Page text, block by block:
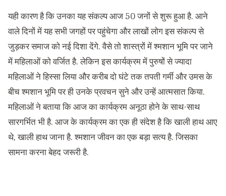
यही कारण है कि उनका यह संकल्प आज 50 जनों से शुरू हुआ है. आने
वाले दिनों में यह सभी जगहों पर पहुंचेगा और लाखों लोग इस संकल्प से
जुड़कर समाज को नई दिशा देंगे. वैसे तो शास्त्रों में श्मशान भूमि पर जाने
में महिलाओं को वर्जित है. लेकिन इस कार्यक्रम में पुरुषों से ज्यादा
महिलाओं ने हिस्सा लिया और करीब दो घंटे तक तपती गर्मी और उमस के
बीच श्मशान भूमि पर ही उनके प्रवचन सुने और उन्हें आत्मसात किया.
महिलाओं ने बताया कि आज का कार्यक्रम अनूठा होने के साथ-साथ
सारगर्भित भी है. आज के कार्यक्रम का एक ही संदेश है कि खाली हाथ आए
थे, खाली हाथ जाना है. श्मशान जीवन का एक बड़ा सत्य है. जिसका
सामना करना बेहद जरूरी है.